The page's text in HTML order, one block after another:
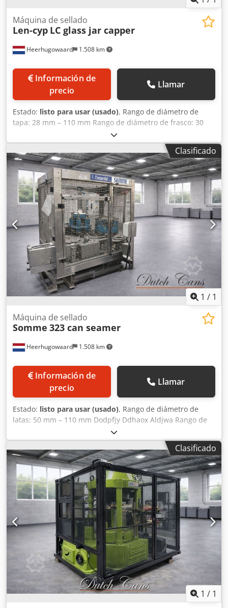
Heerhugowaard 1.508 km
Máquina de sellado
Len-cyp LC glass jar capper
Información de
precio
Llamar
Estado: listo para usar (usado), Rango de diámetro de
tapa: 28 mm – 110 mm Rango de diámetro de frasco: 30
mm – 99 mm Inyección de vapor Alimentación lineal
Dsdpfxoyzbh Se Aldjwa
Clasificado
1 / 1
Heerhugowaard 1.508 km
Máquina de sellado
Somme 323 can seamer
Información de
precio
Llamar
Estado: listo para usar (usado), Rango de diámetro de
latas: 50 mm – 110 mm Dodpfjy Ddhaox Aldjwa Rango de
altura de latas: 25 mm – 200 mm Capacidad: hasta 300
latas por minuto
Clasificado
1 / 1